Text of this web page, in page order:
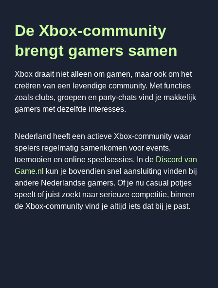
De Xbox-community
brengt gamers samen
Xbox draait niet alleen om gamen, maar ook om het
creëren van een levendige community. Met functies
zoals clubs, groepen en party-chats vind je makkelijk
gamers met dezelfde interesses.
Nederland heeft een actieve Xbox-community waar
spelers regelmatig samenkomen voor events,
toernooien en online speelsessies. In de Discord van
Game.nl
kun je bovendien snel aansluiting vinden bij
andere Nederlandse gamers. Of je nu casual potjes
speelt of juist zoekt naar serieuze competitie, binnen
de Xbox-community vind je altijd iets dat bij je past.